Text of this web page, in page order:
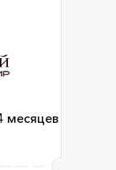
месяцев